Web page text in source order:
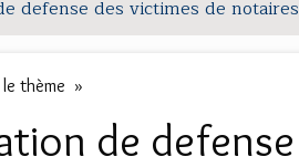
defense des victimes de notaires
thème »